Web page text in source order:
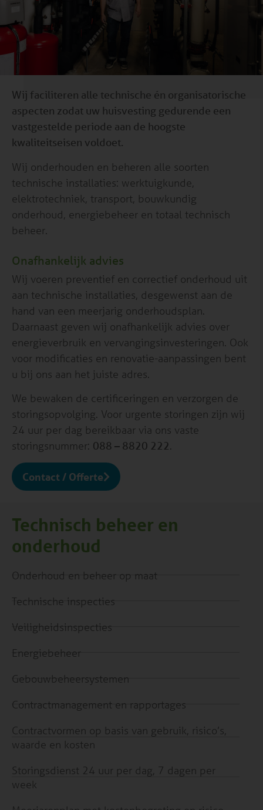
Wij faciliteren alle technische én organisatorische
aspecten zodat uw huisvesting gedurende een
vastgestelde periode aan de hoogste
kwaliteitseisen voldoet.
Wij onderhouden en beheren alle soorten
technische installaties: werktuigkunde,
elektrotechniek, transport, bouwkundig
onderhoud, energiebeheer en totaal technisch
beheer.
Onafhankelijk advies
Wij voeren preventief en correctief onderhoud uit
aan technische installaties, desgewenst aan de
hand van een meerjarig onderhoudsplan.
Daarnaast geven wij onafhankelijk advies over
energieverbruik en vervangingsinvesteringen. Ook
voor modificaties en renovatie-aanpassingen bent
u bij ons aan het juiste adres.
We bewaken de certificeringen en verzorgen de
storingsopvolging. Voor urgente storingen zijn wij
24 uur per dag bereikbaar via ons vaste
storingsnummer: 088 – 8820 222.
Contact / Offerte
Technisch beheer en
onderhoud
Onderhoud en beheer op maat
Technische inspecties
Veiligheidsinspecties
Energiebeheer
Gebouwbeheersystemen
Contractmanagement en rapportages
Contractvormen op basis van gebruik, risico’s,
waarde en kosten
Storingsdienst 24 uur per dag, 7 dagen per
week